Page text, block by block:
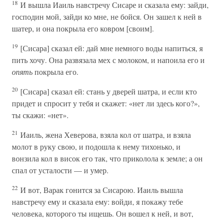
18 И вышла Иаиль навстречу Сисаре и сказала ему: зайди,
господин мой, зайди ко мне, не бойся. Он зашел к ней в
шатер, и она покрыла его ковром [своим].
19 [Сисара] сказал ей: дай мне немного воды напиться, я
пить хочу. Она развязала мех с молоком, и напоила его и
опятьпокрыла его.
20 [Сисара] сказал ей: стань у дверей шатра, и если кто
придет и спросит у тебя и скажет: «нет ли здесь кого?»,
ты скажи: «нет».
21 Иаиль, жена Хеверова, взяла кол от шатра, и взяла
молот в руку свою, и подошла к нему тихонько, и
вонзила кол в висок его так, что приколола к земле; а он
спал от усталости — и умер.
22 И вот, Варак гонится за Сисарою. Иаиль вышла
навстречу ему и сказала ему: войди, я покажу тебе
человека, которого ты ищешь. Он вошел к ней, и вот,